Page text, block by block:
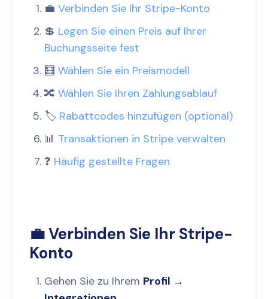
💼 Verbinden Sie Ihr Stripe-Konto
💲 Legen Sie einen Preis auf Ihrer
Buchungsseite fest
🧮 Wählen Sie ein Preismodell
🔀 Wählen Sie Ihren Zahlungsablauf
🏷️ Rabattcodes hinzufügen (optional)
📊 Transaktionen in Stripe verwalten
❓ Häufig gestellte Fragen
💼 Verbinden Sie Ihr Stripe-
Konto
Gehen Sie zu Ihrem Profil →